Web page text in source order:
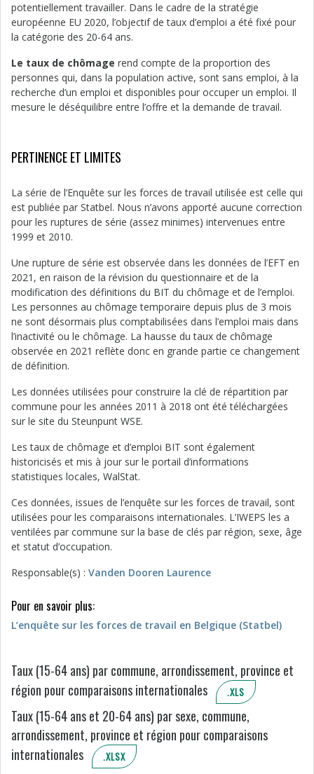
potentiellement travailler. Dans le cadre de la stratégie
européenne EU 2020, l’objectif de taux d’emploi a été fixé pour
la catégorie des 20-64 ans.
Le taux de chômage rend compte de la proportion des
personnes qui, dans la population active, sont sans emploi, à la
recherche d’un emploi et disponibles pour occuper un emploi. Il
mesure le déséquilibre entre l’offre et la demande de travail.
PERTINENCE ET LIMITES
La série de l’Enquête sur les forces de travail utilisée est celle qui
est publiée par Statbel. Nous n’avons apporté aucune correction
pour les ruptures de série (assez minimes) intervenues entre
1999 et 2010.
Une rupture de série est observée dans les données de l’EFT en
2021, en raison de la révision du questionnaire et de la
modification des définitions du BIT du chômage et de l’emploi.
Les personnes au chômage temporaire depuis plus de 3 mois
ne sont désormais plus comptabilisées dans l’emploi mais dans
l’inactivité ou le chômage. La hausse du taux de chômage
observée en 2021 reflète donc en grande partie ce changement
de définition.
Les données utilisées pour construire la clé de répartition par
commune pour les années 2011 à 2018 ont été téléchargées
sur le site du Steunpunt WSE.
Les taux de chômage et d’emploi BIT sont également
historicisés et mis à jour sur le portail d’informations
statistiques locales, WalStat.
Ces données, issues de l’enquête sur les forces de travail, sont
utilisées pour les comparaisons internationales. L’IWEPS les a
ventilées par commune sur la base de clés par région, sexe, âge
et statut d’occupation.
Responsable(s) : Vanden Dooren Laurence
Pour en savoir plus:
L’enquête sur les forces de travail en Belgique (Statbel)
Taux (15-64 ans) par commune, arrondissement, province et
région pour comparaisons internationales
.XLS
Taux (15-64 ans et 20-64 ans) par sexe, commune,
arrondissement, province et région pour comparaisons
internationales
.XLSX